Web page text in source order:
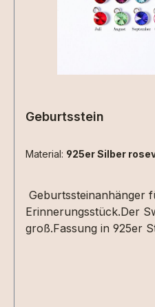
Geburtsstein
Material: 925er Silber
Geburtssteinanhänger
Erinnerungsstück.Der
groß.Fassung in 925er